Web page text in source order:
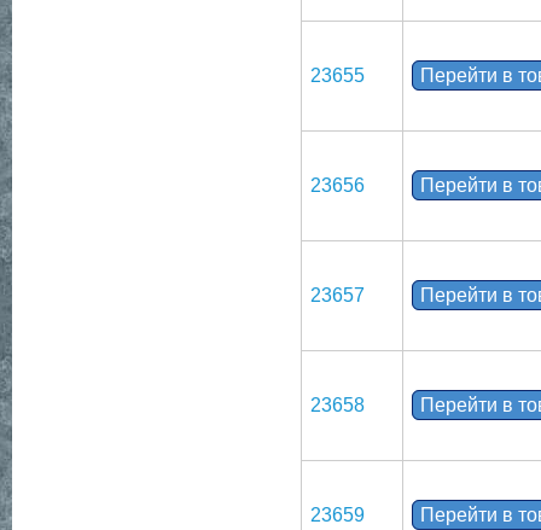
23655 Перейти в
23656 Перейти в
23657 Перейти в
23658 Перейти в
23659 Перейти в